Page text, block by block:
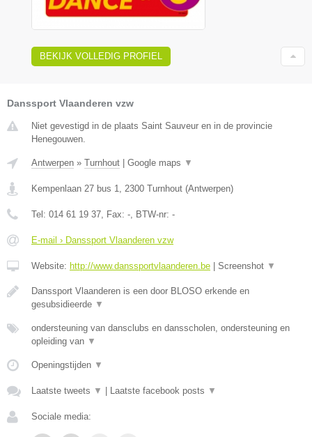
BEKIJK VOLLEDIG PROFIEL
Danssport Vlaanderen vzw
Niet gevestigd in de plaats Saint Sauveur en in de provincie
Henegouwen.
Antwerpen » Turnhout Google maps ▼
Kempenlaan 27 bus 1 2300 Turnhout (Antwerpen)
Tel: 014 61 19 37 , Fax: - , BTW-nr: -
E-mail › Danssport Vlaanderen vzw
Website: http://www.danssportvlaanderen.be Screenshot ▼
Danssport Vlaanderen is een door BLOSO erkende en
gesubsidieerde ▼
ondersteuning van dansclubs en dansscholen, ondersteuning en
opleiding van ▼
Openingstijden ▼
Laatste tweets ▼ Laatste facebook posts ▼
Sociale media: